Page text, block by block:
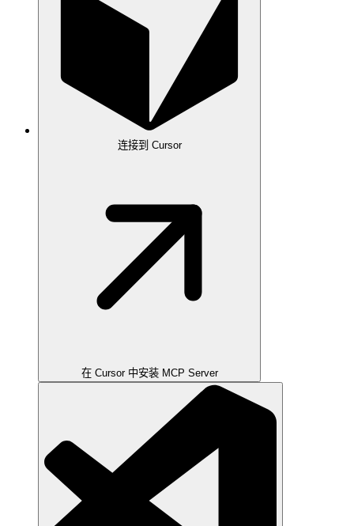
连接到 Cursor
在 Cursor 中安装 MCP Server